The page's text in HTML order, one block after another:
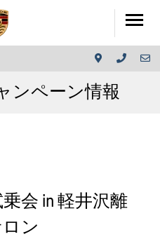
ンペーン情報
会 in 軽井沢離
ン